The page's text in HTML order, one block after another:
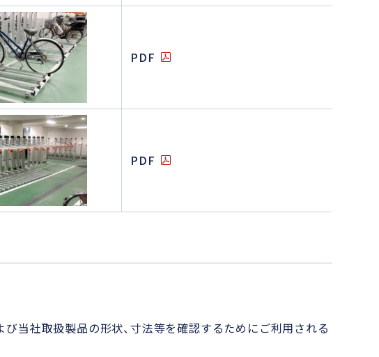
PDF
PDF
当社取扱製品の形状、寸法等を確認するためにご利用される